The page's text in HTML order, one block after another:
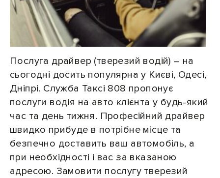
Послуга драйвер (тверезий водій) – на
сьогодні досить популярна у Києві, Одесі,
Дніпрі. Служба Таксі 808 пропонує
послуги водія на авто клієнта у будь-який
час та день тижня. Професійний драйвер
швидко прибуде в потрібне місце та
безпечно доставить ваш автомобіль, а
при необхідності і вас за вказаною
адресою. Замовити послугу тверезий